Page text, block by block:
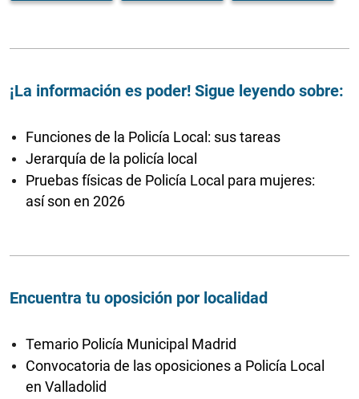
¡La información es poder! Sigue leyendo sobre:
Funciones de la Policía Local: sus tareas
Jerarquía de la policía local
Pruebas físicas de Policía Local para mujeres:
así son en 2026
Encuentra tu oposición por localidad
Temario Policía Municipal Madrid
Convocatoria de las oposiciones a Policía Local
en Valladolid